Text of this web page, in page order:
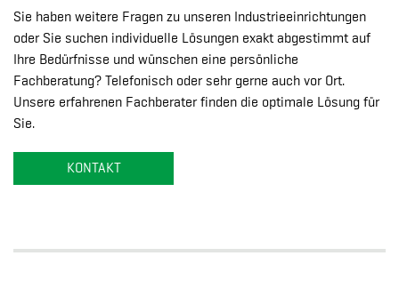
Sie haben weitere Fragen zu unseren Industrieeinrichtungen
oder Sie suchen individuelle Lösungen exakt abgestimmt auf
Ihre Bedürfnisse und wünschen eine persönliche
Fachberatung? Telefonisch oder sehr gerne auch vor Ort.
Unsere erfahrenen Fachberater finden die optimale Lösung für
Sie.
KONTAKT